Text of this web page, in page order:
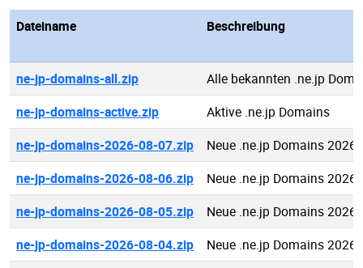
Dateiname Beschreibung
ne-jp-domains-all.zip
Alle bekannten .ne.jp
ne-jp-domains-active.zip
Aktive .ne.jp Domains
ne-jp-domains-2026-08-07.zip
Neue .ne.jp Domains
ne-jp-domains-2026-08-06.zip
Neue .ne.jp Domains
ne-jp-domains-2026-08-05.zip
Neue .ne.jp Domains
ne-jp-domains-2026-08-04.zip
Neue .ne.jp Domains